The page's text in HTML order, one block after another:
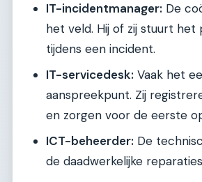
IT-incidentmanager: De
het veld. Hij of zij stuurt het
tijdens een incident.
IT-servicedesk: Vaak het
aanspreekpunt. Zij
en zorgen voor de eerste
ICT-beheerder: De
de daadwerkelijke